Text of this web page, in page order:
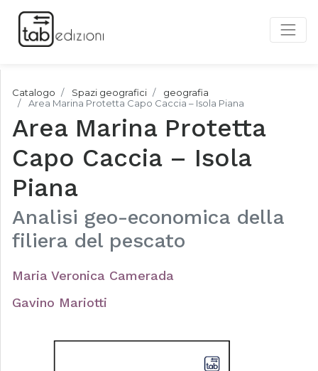
Catalogo Spazi geografici
geografia
Area Marina Protetta Capo Caccia – Isola Piana
Area Marina Protetta
Capo Caccia – Isola
Piana
Analisi geo-economica della
filiera del pescato
Maria Veronica Camerada
Gavino Mariotti